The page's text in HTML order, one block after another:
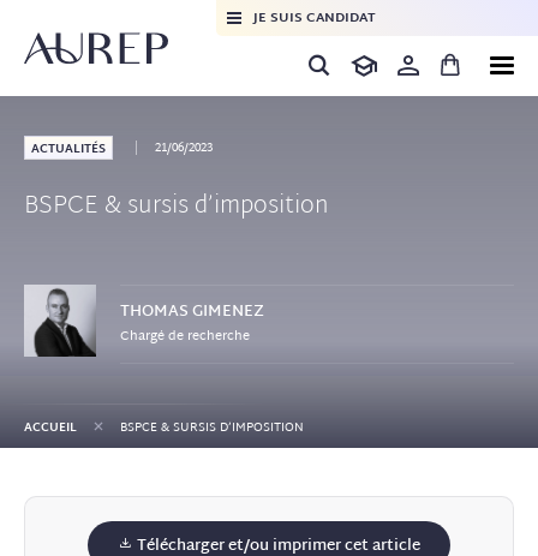
JE SUIS CANDIDAT
ACTUALITÉS 21/06/2023
BSPCE & sursis d’imposition
THOMASGIMENEZ
Chargé de recherche
ACCUEIL + BSPCE & SURSIS D’IMPOSITION
Télécharger et/ou imprimer cet article